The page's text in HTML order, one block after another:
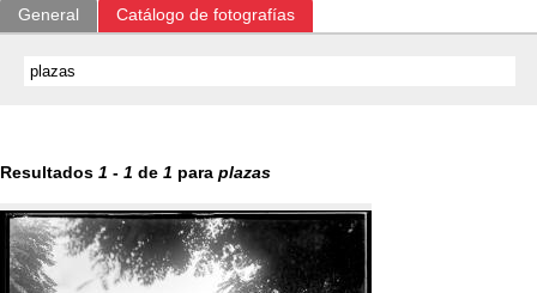
General Catálogo de fotografías
Resultados 1 - 1 de 1 para plazas